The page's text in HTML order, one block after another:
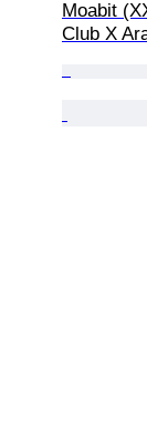
Moabit
Club X